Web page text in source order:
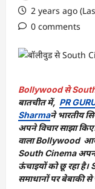
2 years ago
0 comments
Bollywood से
बातचीत में, PR
Sharmaने भारतीय
अपने विचार साझा
वाला Bollywood
South Cinema
ऊंचाइयों को छू रहा
समाधानों पर बेबाकी से